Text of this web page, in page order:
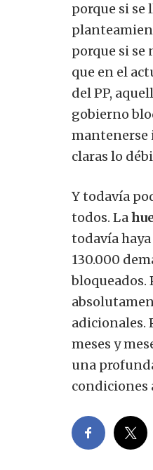
porque si se
porque si se
que en el
del PP,
gobierno
mantenerse
claras lo
Y todavía
todos. La
todavía
130.000
bloqueados.
adicionales.
meses y
una
condiciones